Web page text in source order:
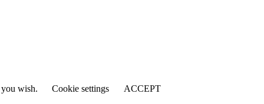
wish. Cookie settings ACCEPT